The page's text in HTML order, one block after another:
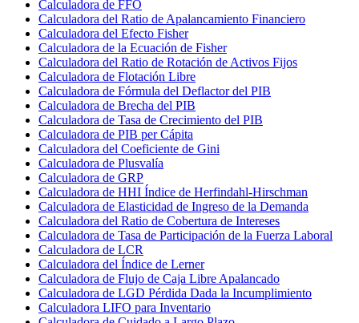
Calculadora de FFO
Calculadora del Ratio de Apalancamiento Financiero
Calculadora del Efecto Fisher
Calculadora de la Ecuación de Fisher
Calculadora del Ratio de Rotación de Activos Fijos
Calculadora de Flotación Libre
Calculadora de Fórmula del Deflactor del PIB
Calculadora de Brecha del PIB
Calculadora de Tasa de Crecimiento del PIB
Calculadora de PIB per Cápita
Calculadora del Coeficiente de Gini
Calculadora de Plusvalía
Calculadora de GRP
Calculadora de HHI Índice de Herfindahl-Hirschman
Calculadora de Elasticidad de Ingreso de la Demanda
Calculadora del Ratio de Cobertura de Intereses
Calculadora de Tasa de Participación de la Fuerza Laboral
Calculadora de LCR
Calculadora del Índice de Lerner
Calculadora de Flujo de Caja Libre Apalancado
Calculadora de LGD Pérdida Dada la Incumplimiento
Calculadora LIFO para Inventario